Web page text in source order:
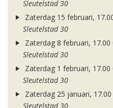
Sleutelstad 30
Zaterdag 15 februari,
Sleutelstad 30
Zaterdag 8 februari, 17.00
Sleutelstad 30
Zaterdag 1 februari, 17.00
Sleutelstad 30
Zaterdag 25 januari,
Sleutelstad 30